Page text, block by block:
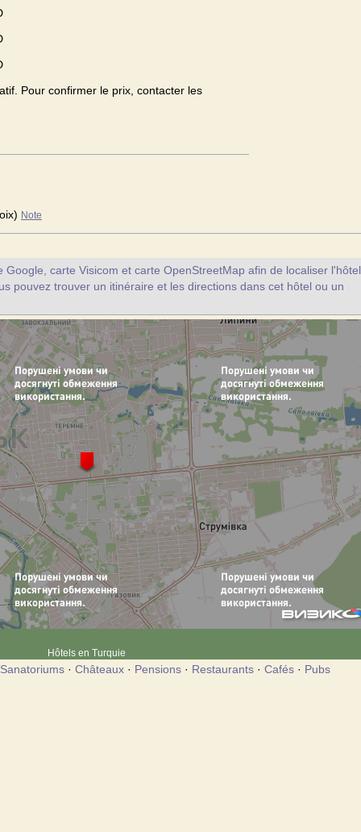
Pour confirmer le prix, contacter les
Note
carte Visicom et carte OpenStreetMap afin de localiser l'hôtel
pouvez trouver un itinéraire et les directions dans cet hôtel ou un
Hôtels en Turquie
Sanatoriums · Châteaux · Pensions · Restaurants · Cafés · Pubs